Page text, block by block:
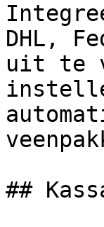
DHL,
uit te
##